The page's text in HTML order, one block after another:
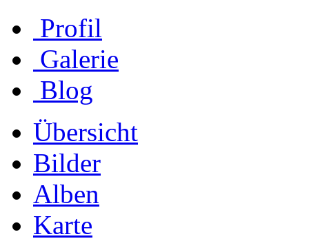
Profil
Galerie
Blog
Übersicht
Bilder
Alben
Karte